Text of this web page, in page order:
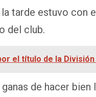
tarde estuvo con
del club.
el título de la
de hacer